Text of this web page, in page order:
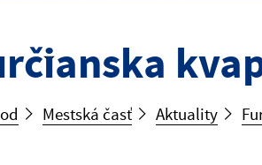
Mestská časť Aktuality